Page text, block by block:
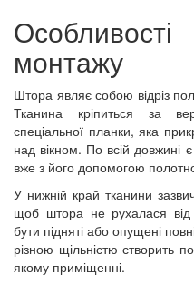
монтажу
Штора являє собою відріз
Тканина кріпиться за
спеціальної планки, яка
над вікном. По всій довжині
вже з його допомогою
У нижній край тканини
щоб штора не рухалася від
бути підняті або опущені
різною щільністю створить
якому приміщенні.